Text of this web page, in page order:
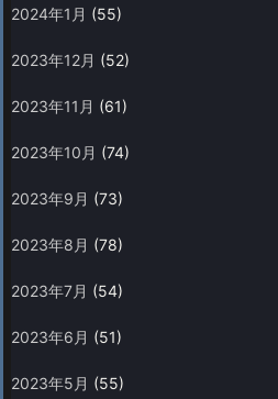
2024年1月 (55)
2023年12月 (52)
2023年11月 (61)
2023年10月 (74)
2023年9月 (73)
2023年8月 (78)
2023年7月 (54)
2023年6月 (51)
2023年5月 (55)